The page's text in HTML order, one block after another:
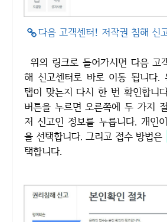
다음 고객센터! 저작권 침해 신
위의 링크로 들어가시면 다음 고객선터의 저작권 침
해 신고센터로 바로 이동 됩니다.
탭이 맞는지 다시 한 번 확인합니
버튼을 누르면 오른쪽에 두 가지
저 신고인 정보를 누릅니다. 개인
을 선택합니다. 그리고 접수 방법은
택합니다.